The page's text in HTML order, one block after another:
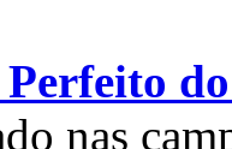
nas